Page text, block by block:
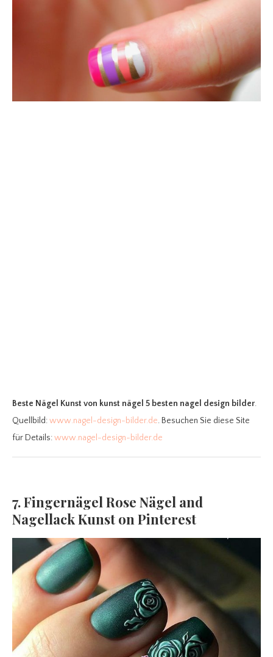
Beste Nägel Kunst von kunst nägel 5 besten nagel design bilder.
Quellbild:www.nagel-design-bilder.de. Besuchen Sie diese Site
für Details:www.nagel-design-bilder.de
7. Fingernägel Rose Nägel and
Nagellack Kunst on Pinterest